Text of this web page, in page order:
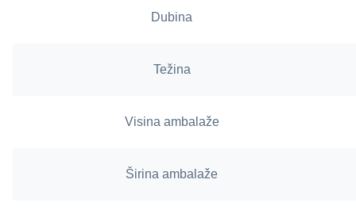
Dubina
Težina
Visina ambalaže
Širina ambalaže